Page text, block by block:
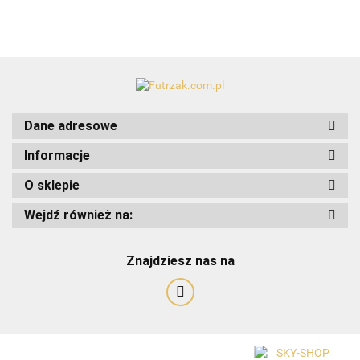
Dane adresowe
Informacje
O sklepie
Wejdź również na:
Znajdziesz nas na